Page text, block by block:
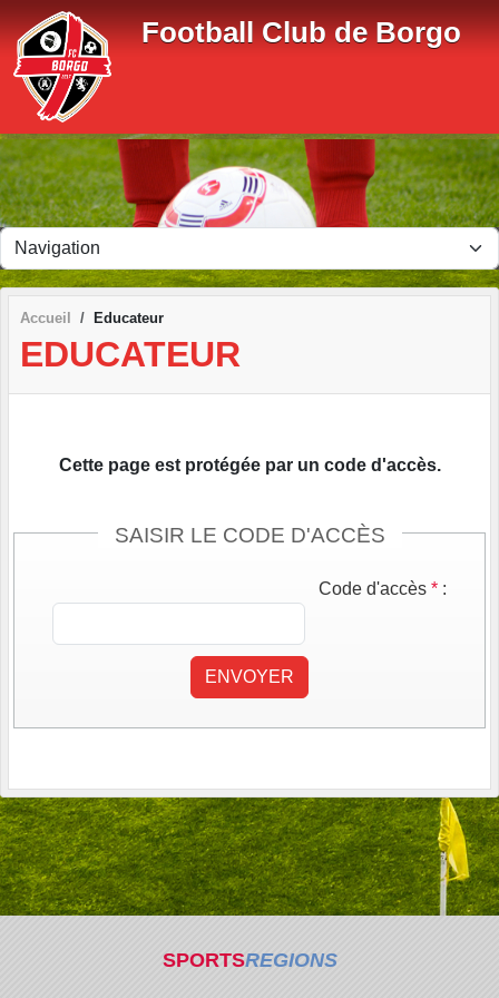
Football Club de Borgo
Accueil Educateur
EDUCATEUR
Cette page est protégée par un code d'accès.
SAISIR LE CODE D'ACCÈS
Code d'accès * :
ENVOYER
SPORTSREGIONS
Panneau de gestion des cookies